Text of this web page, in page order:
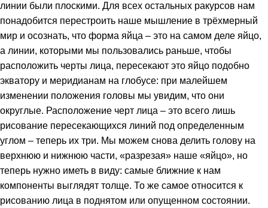
линии были плоскими. Для всех остальных ракурсов нам
понадобится перестроить наше мышление в трёхмерный
мир и осознать, что форма яйца – это на самом деле яйцо,
а линии, которыми мы пользовались раньше, чтобы
расположить черты лица, пересекают это яйцо подобно
экватору и меридианам на глобусе: при малейшем
изменении положения головы мы увидим, что они
округлые. Расположение черт лица – это всего лишь
рисование пересекающихся линий под определенным
углом – теперь их три. Мы можем снова делить голову на
верхнюю и нижнюю части, «разрезая» наше «яйцо», но
теперь нужно иметь в виду: самые ближние к нам
компоненты выглядят толще. То же самое относится к
рисованию лица в поднятом или опущенном состоянии.